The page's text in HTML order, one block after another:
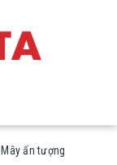
ấn tượng